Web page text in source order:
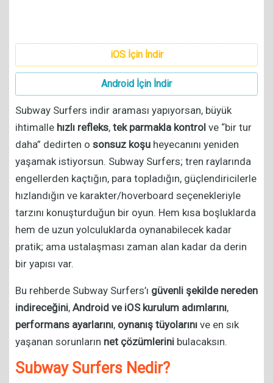
iOS İçin İndir
Android İçin İndir
Subway Surfers indir araması yapıyorsan, büyük
ihtimalle hızlı refleks, tek parmakla kontrol ve “bir tur
daha” dedirten o sonsuz koşu heyecanını yeniden
yaşamak istiyorsun. Subway Surfers; tren raylarında
engellerden kaçtığın, para topladığın, güçlendiricilerle
hızlandığın ve karakter/hoverboard seçenekleriyle
tarzını konuşturduğun bir oyun. Hem kısa boşluklarda
hem de uzun yolculuklarda oynanabilecek kadar
pratik; ama ustalaşması zaman alan kadar da derin
bir yapısı var.
Bu rehberde Subway Surfers’ı güvenli şekilde nereden
indireceğini, Android ve iOS kurulum adımlarını,
performans ayarlarını, oynanış tüyolarını ve en sık
yaşanan sorunların net çözümlerini bulacaksın.
Subway Surfers Nedir?